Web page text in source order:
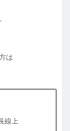
は
線上